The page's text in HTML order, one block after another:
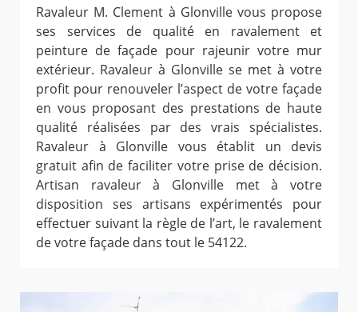
Ravaleur M. Clement à Glonville vous propose
ses services de qualité en ravalement et
peinture de façade pour rajeunir votre mur
extérieur. Ravaleur à Glonville se met à votre
profit pour renouveler l’aspect de votre façade
en vous proposant des prestations de haute
qualité réalisées par des vrais spécialistes.
Ravaleur à Glonville vous établit un devis
gratuit afin de faciliter votre prise de décision.
Artisan ravaleur à Glonville met à votre
disposition ses artisans expérimentés pour
effectuer suivant la règle de l’art, le ravalement
de votre façade dans tout le 54122.